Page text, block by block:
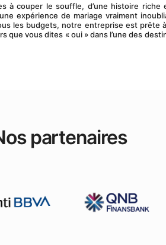
à couper le souffle, d’une histoire riche
expérience de mariage vraiment
les budgets, notre entreprise est prête
que vous dites « oui » dans l’une des
partenaires